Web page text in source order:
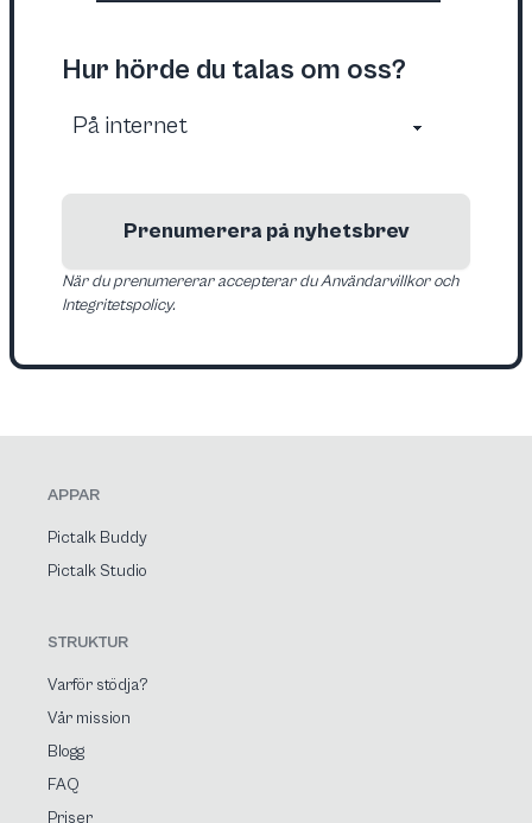
Hur hörde du talas om oss?
Prenumerera på nyhetsbrev
När du prenumererar accepterar du Användarvillkor och
Integritetspolicy.
APPAR
Pictalk Buddy
Pictalk Studio
STRUKTUR
Varför stödja?
Vår mission
Blogg
FAQ
Priser